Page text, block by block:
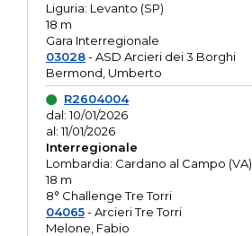
Liguria: Levanto (SP)
18 m
Gara Interregionale
03028- ASD Arcieri dei 3 Borghi
Bermond, Umberto
R2604004
dal: 10/01/2026
al: 11/01/2026
Interregionale
Lombardia: Cardano al Campo (VA)
18 m
8° Challenge Tre Torri
04065- Arcieri Tre Torri
Melone, Fabio